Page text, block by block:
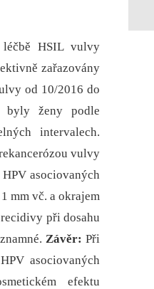
HSIL vulvy
zařazovány
od 10/2016 do
byly ženy podle
intervalech.
vulvy
asociovaných
mm vč. a okrajem
při dosahu
Závěr:Při
asociovaných
efektu